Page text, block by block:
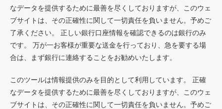
なデータを提供するために最善を尽くしておりますが、このウェ
ブサイトは、その正確性に関して一切責任を負いません。予めご
了承ください。 正しい銀行口座情報を確認できるのは銀行のみ
です。 万が一お客様が重要な送金を行っており、急を要する場
合は、まず銀行に連絡することをお勧めいたします。
このツールは情報提供のみを目的として利用しています。 正確
なデータを提供するために最善を尽くしておりますが、このウェ
ブサイトは、その正確性に関して一切責任を負いません。予めご